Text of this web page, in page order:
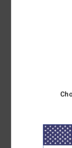
Ein
Plastikflaschen
Passform: